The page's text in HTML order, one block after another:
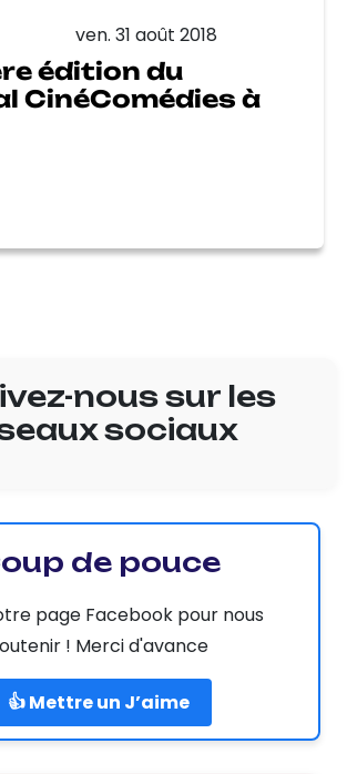
ven. 31 août 2018
édition du
CinéComédies à
nous sur les
sociaux
de pouce
page Facebook pour nous
! Merci d'avance
👍 Mettre un J’aime